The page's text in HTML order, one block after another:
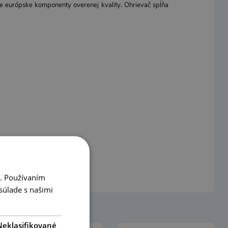
komponenty overenej kvality. Ohrievač spĺňa
Používaním
s našimi